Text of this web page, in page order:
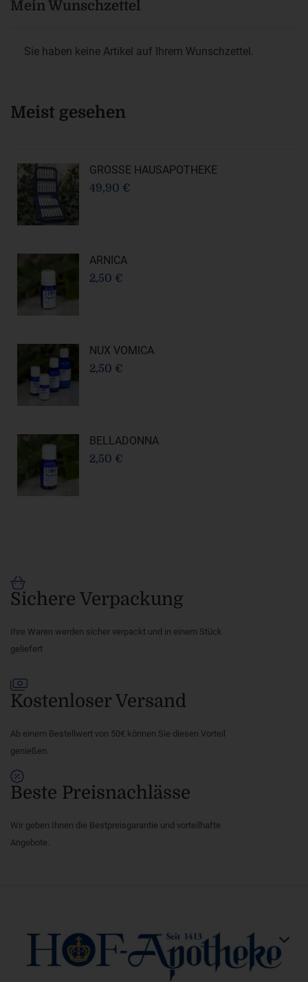
Mein Wunschzettel
Sie haben keine Artikel auf Ihrem Wunschzettel.
Meist gesehen
GROSSE HAUSAPOTHEKE
49,90 €
ARNICA
2,50 €
NUX VOMICA
2,50 €
BELLADONNA
2,50 €
Sichere Verpackung
Ihre Waren werden sicher verpackt und in einem Stück
geliefert
Kostenloser Versand
Ab einem Bestellwert von 50€ können Sie diesen Vorteil
genießen.
Beste Preisnachlässe
Wir geben Ihnen die Bestpreisgarantie und vorteilhafte
Angebote.